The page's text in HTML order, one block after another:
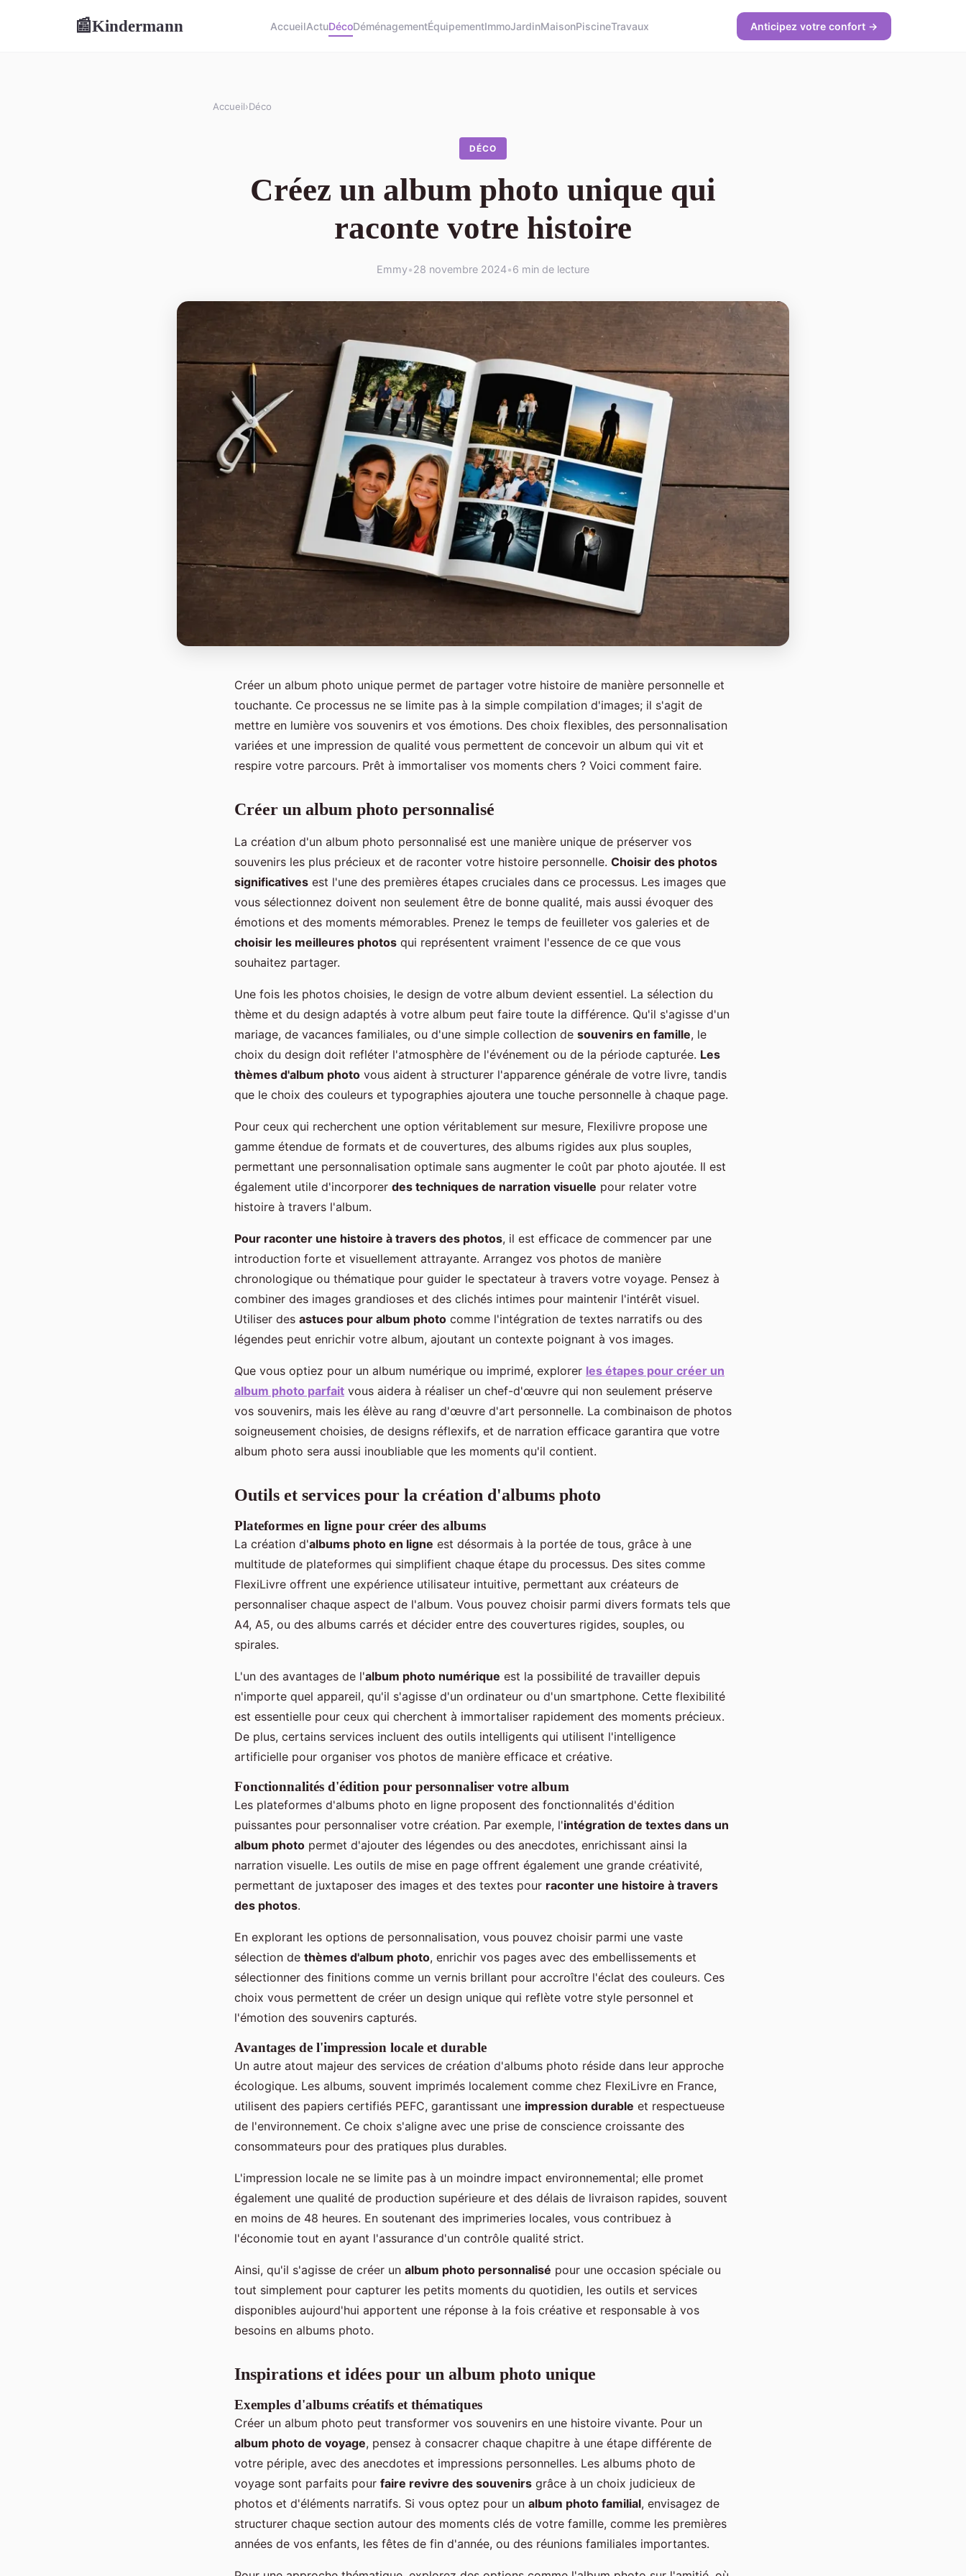
📰Kindermann AccueilActuDécoDéménagementÉquipementImmoJardinMaisonPiscineTravaux Anticipez votre confort →
Accueil›Déco
DÉCO
Créez un album photo unique qui
raconte votre histoire
Emmy•28 novembre 2024•6 min de lecture
Créer un album photo unique permet de partager votre histoire de manière personnelle et
touchante. Ce processus ne se limite pas à la simple compilation d'images; il s'agit de
mettre en lumière vos souvenirs et vos émotions. Des choix flexibles, des personnalisation
variées et une impression de qualité vous permettent de concevoir un album qui vit et
respire votre parcours. Prêt à immortaliser vos moments chers ? Voici comment faire.
Créer un album photo personnalisé
La création d'un album photo personnalisé est une manière unique de préserver vos
souvenirs les plus précieux et de raconter votre histoire personnelle. Choisir des photos
significatives est l'une des premières étapes cruciales dans ce processus. Les images que
vous sélectionnez doivent non seulement être de bonne qualité, mais aussi évoquer des
émotions et des moments mémorables. Prenez le temps de feuilleter vos galeries et de
choisir les meilleures photos qui représentent vraiment l'essence de ce que vous
souhaitez partager.
Une fois les photos choisies, le design de votre album devient essentiel. La sélection du
thème et du design adaptés à votre album peut faire toute la différence. Qu'il s'agisse d'un
mariage, de vacances familiales, ou d'une simple collection de souvenirs en famille, le
choix du design doit refléter l'atmosphère de l'événement ou de la période capturée. Les
thèmes d'album photo vous aident à structurer l'apparence générale de votre livre, tandis
que le choix des couleurs et typographies ajoutera une touche personnelle à chaque page.
Pour ceux qui recherchent une option véritablement sur mesure, Flexilivre propose une
gamme étendue de formats et de couvertures, des albums rigides aux plus souples,
permettant une personnalisation optimale sans augmenter le coût par photo ajoutée. Il est
également utile d'incorporer des techniques de narration visuelle pour relater votre
histoire à travers l'album.
Pour raconter une histoire à travers des photos, il est efficace de commencer par une
introduction forte et visuellement attrayante. Arrangez vos photos de manière
chronologique ou thématique pour guider le spectateur à travers votre voyage. Pensez à
combiner des images grandioses et des clichés intimes pour maintenir l'intérêt visuel.
Utiliser des astuces pour album photo comme l'intégration de textes narratifs ou des
légendes peut enrichir votre album, ajoutant un contexte poignant à vos images.
Que vous optiez pour un album numérique ou imprimé, explorer les étapes pour créer un
album photo parfait vous aidera à réaliser un chef-d'œuvre qui non seulement préserve
vos souvenirs, mais les élève au rang d'œuvre d'art personnelle. La combinaison de photos
soigneusement choisies, de designs réflexifs, et de narration efficace garantira que votre
album photo sera aussi inoubliable que les moments qu'il contient.
Outils et services pour la création d'albums photo
Plateformes en ligne pour créer des albums
La création d'albums photo en ligne est désormais à la portée de tous, grâce à une
multitude de plateformes qui simplifient chaque étape du processus. Des sites comme
FlexiLivre offrent une expérience utilisateur intuitive, permettant aux créateurs de
personnaliser chaque aspect de l'album. Vous pouvez choisir parmi divers formats tels que
A4, A5, ou des albums carrés et décider entre des couvertures rigides, souples, ou
spirales.
L'un des avantages de l'album photo numérique est la possibilité de travailler depuis
n'importe quel appareil, qu'il s'agisse d'un ordinateur ou d'un smartphone. Cette flexibilité
est essentielle pour ceux qui cherchent à immortaliser rapidement des moments précieux.
De plus, certains services incluent des outils intelligents qui utilisent l'intelligence
artificielle pour organiser vos photos de manière efficace et créative.
Fonctionnalités d'édition pour personnaliser votre album
Les plateformes d'albums photo en ligne proposent des fonctionnalités d'édition
puissantes pour personnaliser votre création. Par exemple, l'intégration de textes dans un
album photo permet d'ajouter des légendes ou des anecdotes, enrichissant ainsi la
narration visuelle. Les outils de mise en page offrent également une grande créativité,
permettant de juxtaposer des images et des textes pour raconter une histoire à travers
des photos.
En explorant les options de personnalisation, vous pouvez choisir parmi une vaste
sélection de thèmes d'album photo, enrichir vos pages avec des embellissements et
sélectionner des finitions comme un vernis brillant pour accroître l'éclat des couleurs. Ces
choix vous permettent de créer un design unique qui reflète votre style personnel et
l'émotion des souvenirs capturés.
Avantages de l'impression locale et durable
Un autre atout majeur des services de création d'albums photo réside dans leur approche
écologique. Les albums, souvent imprimés localement comme chez FlexiLivre en France,
utilisent des papiers certifiés PEFC, garantissant une impression durable et respectueuse
de l'environnement. Ce choix s'aligne avec une prise de conscience croissante des
consommateurs pour des pratiques plus durables.
L'impression locale ne se limite pas à un moindre impact environnemental; elle promet
également une qualité de production supérieure et des délais de livraison rapides, souvent
en moins de 48 heures. En soutenant des imprimeries locales, vous contribuez à
l'économie tout en ayant l'assurance d'un contrôle qualité strict.
Ainsi, qu'il s'agisse de créer un album photo personnalisé pour une occasion spéciale ou
tout simplement pour capturer les petits moments du quotidien, les outils et services
disponibles aujourd'hui apportent une réponse à la fois créative et responsable à vos
besoins en albums photo.
Inspirations et idées pour un album photo unique
Exemples d'albums créatifs et thématiques
Créer un album photo peut transformer vos souvenirs en une histoire vivante. Pour un
album photo de voyage, pensez à consacrer chaque chapitre à une étape différente de
votre périple, avec des anecdotes et impressions personnelles. Les albums photo de
voyage sont parfaits pour faire revivre des souvenirs grâce à un choix judicieux de
photos et d'éléments narratifs. Si vous optez pour un album photo familial, envisagez de
structurer chaque section autour des moments clés de votre famille, comme les premières
années de vos enfants, les fêtes de fin d'année, ou des réunions familiales importantes.